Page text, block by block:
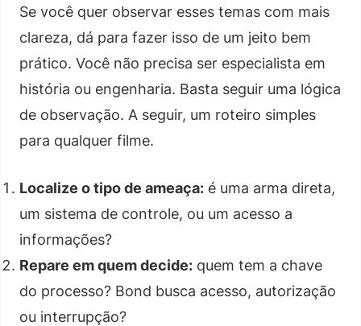
Se você quer observar esses temas com mais
clareza, dá para fazer isso de um jeito bem
prático. Você não precisa ser especialista em
história ou engenharia. Basta seguir uma lógica
de observação. A seguir, um roteiro simples
para qualquer filme.
Localize o tipo de ameaça: é uma arma direta,
um sistema de controle, ou um acesso a
informações?
Repare em quem decide: quem tem a chave
do processo? Bond busca acesso, autorização
ou interrupção?